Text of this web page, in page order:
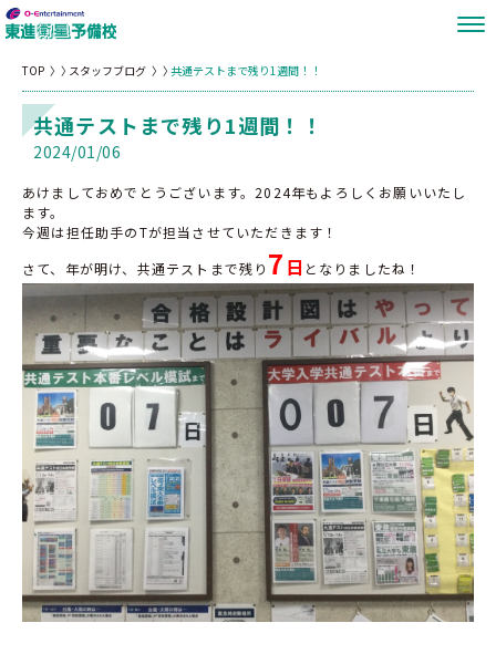
TOP スタッフブログ 共通テストまで残り1週間！！
共通テストまで残り1週間！！
2024/01/06
あけましておめでとうございます。2024年もよろしくお願いいたし
ます。
今週は担任助手のTが担当させていただきます！
さて、年が明け、共通テストまで残り 7 日 となりましたね！